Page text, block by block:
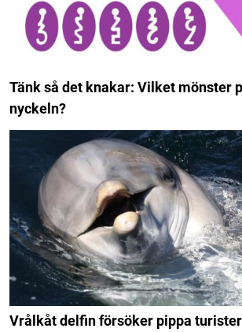
Tänk så det knakar: Vilket mönster
nyckeln?
Vrålkåt delfin försöker pippa